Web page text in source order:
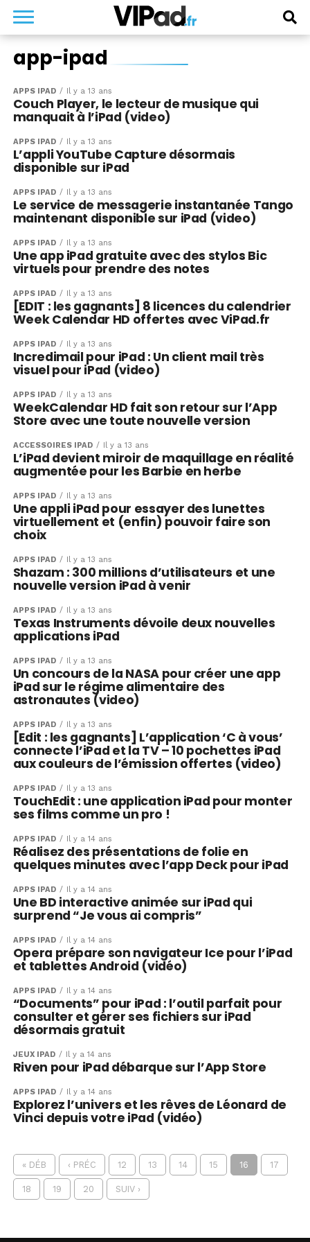
app-ipad
APPS IPAD Il y a 13 ans
Couch Player, le lecteur de musique qui
manquait à l’iPad (video)
APPS IPAD Il y a 13 ans
L’appli YouTube Capture désormais
disponible sur iPad
APPS IPAD Il y a 13 ans
Le service de messagerie instantanée Tango
maintenant disponible sur iPad (video)
APPS IPAD Il y a 13 ans
Une app iPad gratuite avec des stylos Bic
virtuels pour prendre des notes
APPS IPAD Il y a 13 ans
[EDIT : les gagnants] 8 licences du calendrier
Week Calendar HD offertes avec ViPad.fr
APPS IPAD Il y a 13 ans
Incredimail pour iPad : Un client mail très
visuel pour iPad (video)
APPS IPAD Il y a 13 ans
WeekCalendar HD fait son retour sur l’App
Store avec une toute nouvelle version
ACCESSOIRES IPAD Il y a 13 ans
L’iPad devient miroir de maquillage en réalité
augmentée pour les Barbie en herbe
APPS IPAD Il y a 13 ans
Une appli iPad pour essayer des lunettes
virtuellement et (enfin) pouvoir faire son
choix
APPS IPAD Il y a 13 ans
Shazam : 300 millions d’utilisateurs et une
nouvelle version iPad à venir
APPS IPAD Il y a 13 ans
Texas Instruments dévoile deux nouvelles
applications iPad
APPS IPAD Il y a 13 ans
Un concours de la NASA pour créer une app
iPad sur le régime alimentaire des
astronautes (video)
APPS IPAD Il y a 13 ans
[Edit : les gagnants] L’application ‘C à vous’
connecte l’iPad et la TV – 10 pochettes iPad
aux couleurs de l’émission offertes (video)
APPS IPAD Il y a 13 ans
TouchEdit : une application iPad pour monter
ses films comme un pro !
APPS IPAD Il y a 14 ans
Réalisez des présentations de folie en
quelques minutes avec l’app Deck pour iPad
APPS IPAD Il y a 14 ans
Une BD interactive animée sur iPad qui
surprend “Je vous ai compris”
APPS IPAD Il y a 14 ans
Opera prépare son navigateur Ice pour l’iPad
et tablettes Android (vidéo)
APPS IPAD Il y a 14 ans
“Documents” pour iPad : l’outil parfait pour
consulter et gérer ses fichiers sur iPad
désormais gratuit
JEUX IPAD Il y a 14 ans
Riven pour iPad débarque sur l’App Store
APPS IPAD Il y a 14 ans
Explorez l’univers et les rêves de Léonard de
Vinci depuis votre iPad (vidéo)
« DÉB ‹ PRÉC 12 13 14 15 16 17
18 19 20 SUIV ›